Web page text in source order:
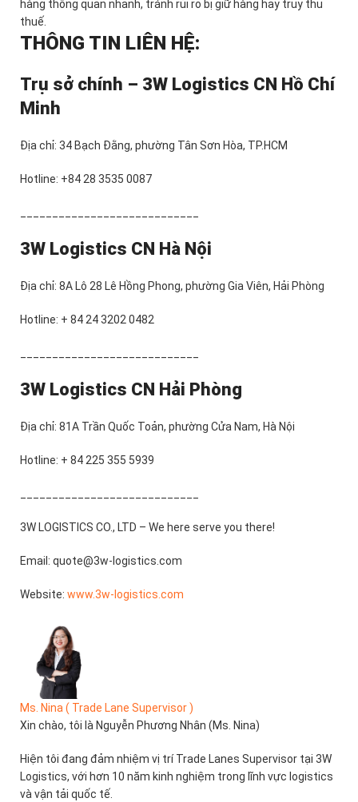
hàng thông quan nhanh, tránh rủi ro bị giữ hàng hay truy thu
thuế.
THÔNG TIN LIÊN HỆ:
Trụ sở chính – 3W Logistics CN Hồ Chí
Minh
Địa chỉ: 34 Bạch Đằng, phường Tân Sơn Hòa, TP.HCM
Hotline: +84 28 3535 0087
3W Logistics CN Hà Nội
Địa chỉ: 8A Lô 28 Lê Hồng Phong, phường Gia Viên, Hải Phòng
Hotline: + 84 24 3202 0482
3W Logistics CN Hải Phòng
Địa chỉ: 81A Trần Quốc Toản, phường Cửa Nam, Hà Nội
Hotline: + 84 225 355 5939
3W LOGISTICS CO., LTD – We here serve you there!
Email: quote@3w-logistics.com
Website: www.3w-logistics.com
Ms. Nina ( Trade Lane Supervisor )
Xin chào, tôi là Nguyễn Phương Nhân (Ms. Nina)
Hiện tôi đang đảm nhiệm vị trí Trade Lanes Supervisor tại 3W
Logistics, với hơn 10 năm kinh nghiệm trong lĩnh vực logistics
và vận tải quốc tế.